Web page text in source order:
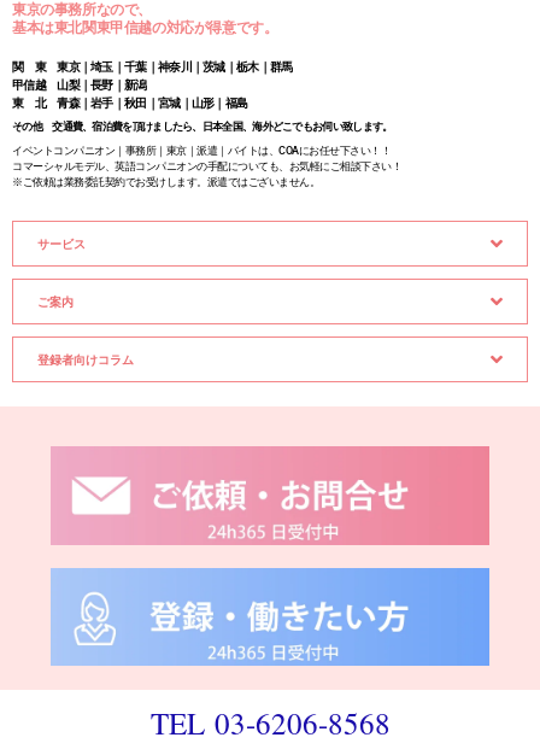
東京の事務所なので、
基本は東北関東甲信越の対応が得意です。
関 東 東京｜埼玉｜千葉｜神奈川｜茨城｜栃木｜群馬
甲信越 山梨｜長野｜新潟
東 北 青森｜岩手｜秋田｜宮城｜山形｜福島
その他 交通費、宿泊費を頂けましたら、日本全国、海外どこでもお伺い致します。
イベントコンパニオン｜事務所｜東京｜派遣｜バイトは、COAにお任せ下さい！！
コマーシャルモデル、英語コンパニオンの手配についても、お気軽にご相談下さい！
※ご依頼は業務委託契約でお受けします。派遣ではございません。
サービス
ご案内
登録者向けコラム
TEL 03-6206-8568